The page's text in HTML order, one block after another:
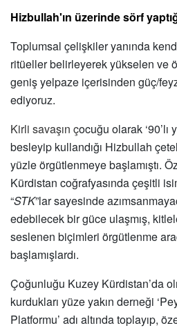
Hizbullah'ın üzerinde sörf
Toplumsal çelişkiler yanında
ritüeller belirleyerek yükselen veö
geniş yelpaze içerisinden güç/
ediyoruz.
Kirli savaşın çocuğu olarak ‘90’lı
besleyip kullandığı Hizbullah
yüzleörgütlenmeye başlamıştı.
Kürdistan coğrafyasında çeşitli
“STK”lar sayesinde
edebilecek bir güce ulaşmış,
seslenen biçimleri örgütlenme
başlamışlardı.
Çoğunluğu Kuzey Kürdistan’da
kurdukları yüze yakın derneği ‘
Platformu’ adı altında toplayıp, ö